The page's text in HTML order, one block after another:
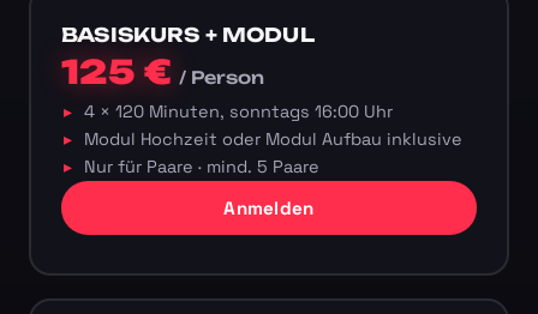
BASISKURS + MODUL
125 €/ Person
4 × 120 Minuten, sonntags 16:00 Uhr
Modul Hochzeit oder Modul Aufbau inklusive
Nur für Paare · mind. 5 Paare
Anmelden